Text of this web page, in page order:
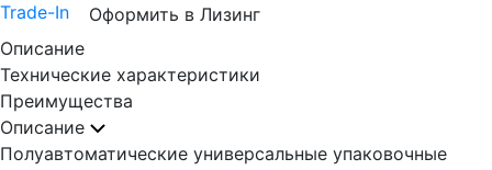
Trade-In
Оформить в Лизинг
Описание
Технические характеристики
Преимущества
Описание
Полуавтоматические универсальные упаковочные